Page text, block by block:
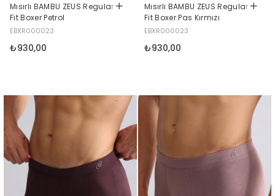
Mısırlı BAMBU ZEUS Regular
Fit Boxer Petrol
EBXR000023
₺930,00
Mısırlı BAMBU ZEUS Regular
Fit Boxer Pas Kırmızı
EBXR000023
₺930,00